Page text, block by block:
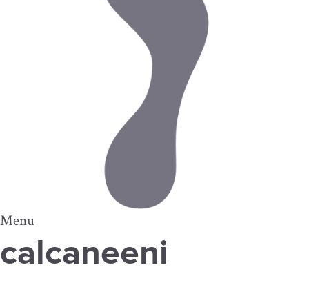
Menu
calcaneeni